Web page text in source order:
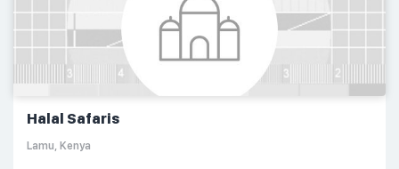
Halal Safaris
Lamu, Kenya